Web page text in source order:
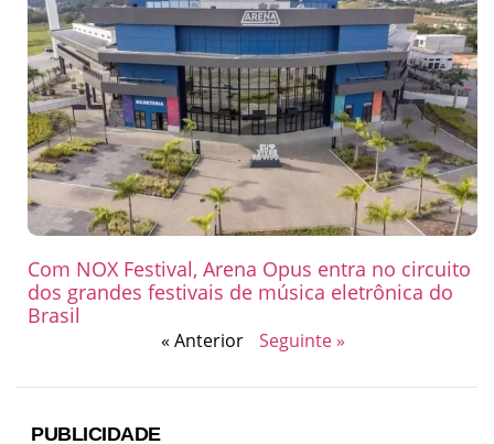
Com NOX Festival, Arena Opus entra no circuito
dos grandes festivais de música eletrônica do
Brasil
« Anterior Seguinte »
PUBLICIDADE